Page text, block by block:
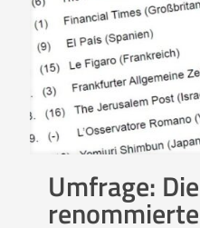
Umfrage: Die